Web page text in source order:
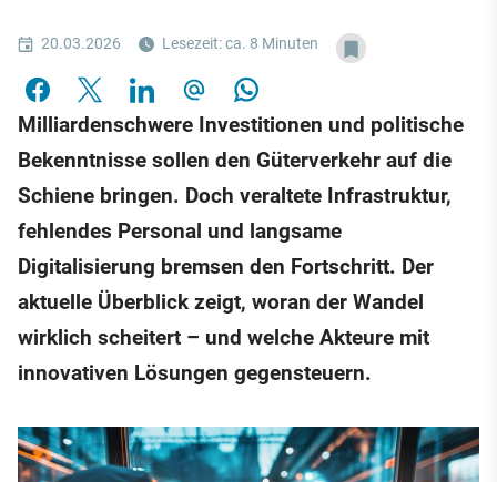
20.03.2026 Lesezeit: ca. 8 Minuten
Milliardenschwere Investitionen und politische
Bekenntnisse sollen den Güterverkehr auf die
Schiene bringen. Doch veraltete Infrastruktur,
fehlendes Personal und langsame
Digitalisierung bremsen den Fortschritt. Der
aktuelle Überblick zeigt, woran der Wandel
wirklich scheitert – und welche Akteure mit
innovativen Lösungen gegensteuern.